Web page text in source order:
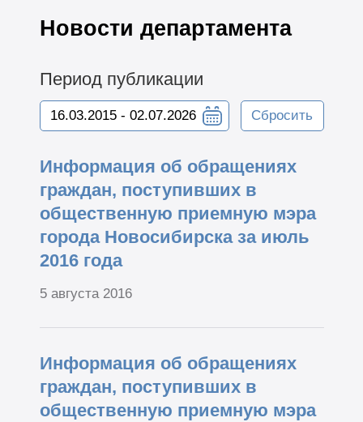
Новости департамента
Период публикации
Сбросить
Информация об обращениях
граждан, поступивших в
общественную приемную мэра
города Новосибирска за июль
2016 года
5 августа 2016
Информация об обращениях
граждан, поступивших в
общественную приемную мэра